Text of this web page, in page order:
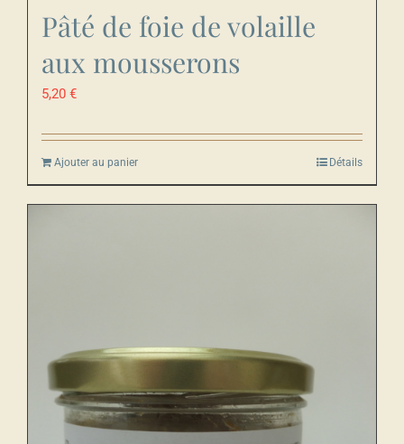
Pâté de foie de volaille
aux mousserons
5,20 €
Ajouter au panier Détails